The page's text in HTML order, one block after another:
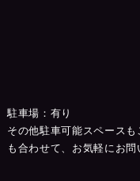
駐車場：有り
その他駐車可能スペース
も合わせて、お気軽にお問